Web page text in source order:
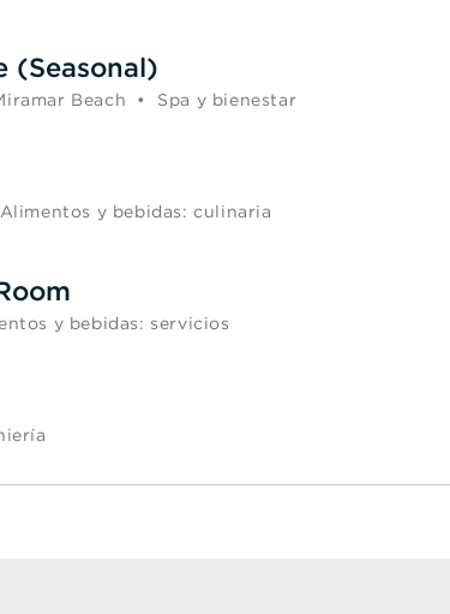
(Seasonal)
Beach • Spa y bienestar
Alimentos y bebidas: culinaria
y bebidas: servicios